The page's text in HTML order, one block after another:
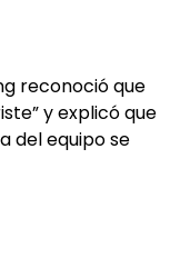
reconoció que
y explicó que
del equipo se